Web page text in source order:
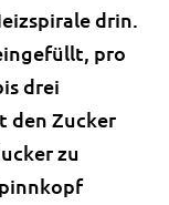
drin.
pro
drei
den Zucker
zu